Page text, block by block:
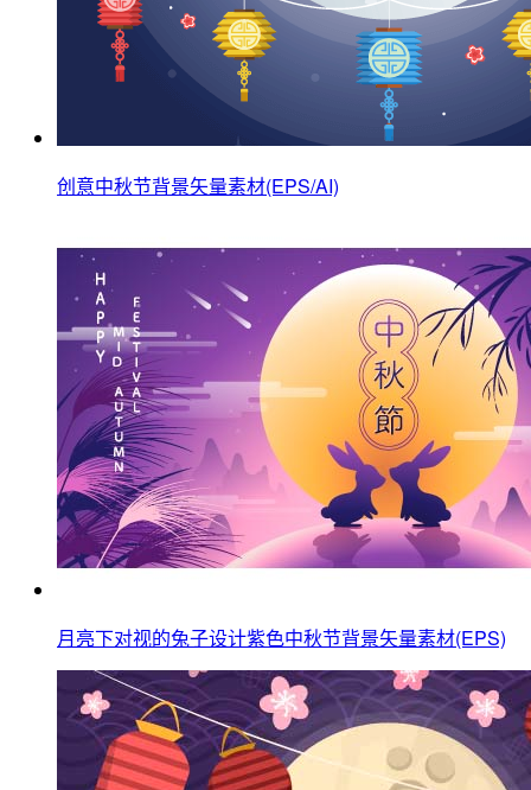
创意中秋节背景矢量素材(EPS/AI)
月亮下对视的兔子设计紫色中秋节背景矢量素材(EPS)